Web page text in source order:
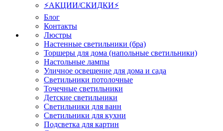
⚡АКЦИИ/СКИДКИ⚡
Блог
Контакты
Люстры
Настенные светильники (бра)
Торшеры для дома (напольные светильники)
Настольные лампы
Уличное освещение для дома и сада
Светильники потолочные
Точечные светильники
Детские светильники
Светильники для ванн
Светильники для кухни
Подсветка для картин